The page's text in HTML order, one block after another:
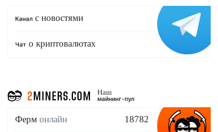
Канал с новостями
Чат о криптовалютах
Наш
майнинг-пул
Ферм онлайн 18782